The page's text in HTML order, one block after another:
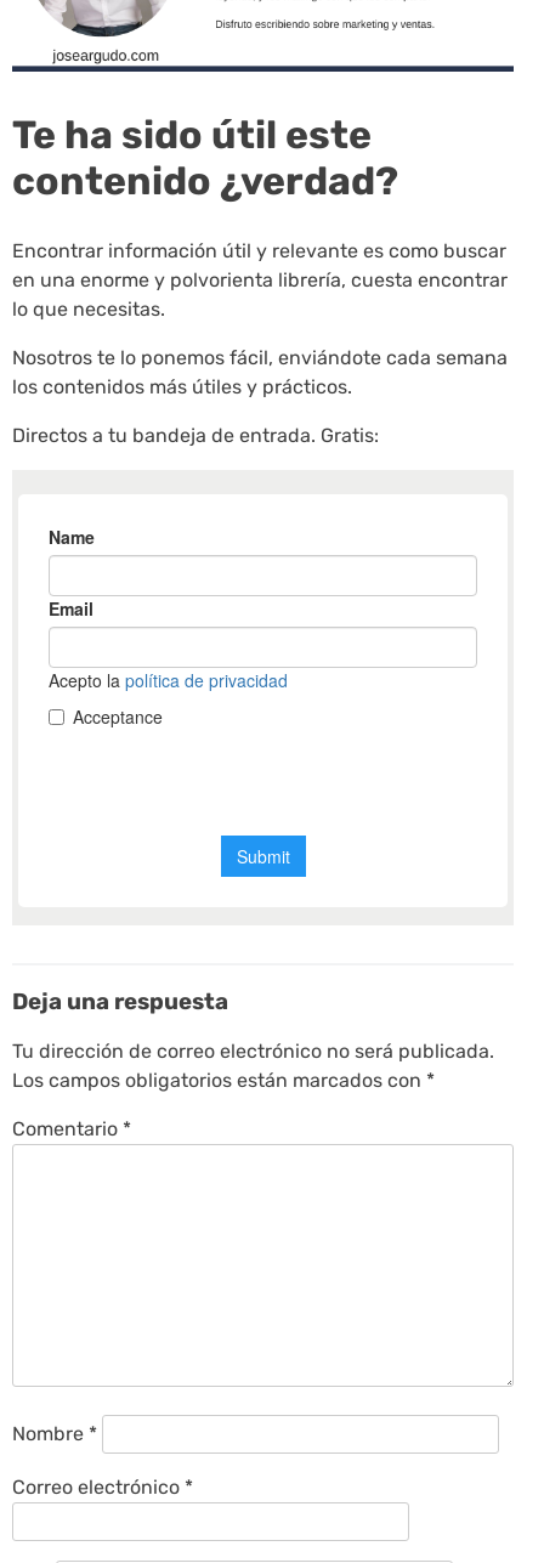
Te ha sido útil este
contenido ¿verdad?
Encontrar información útil y relevante es como buscar
en una enorme y polvorienta librería, cuesta encontrar
lo que necesitas.
Nosotros te lo ponemos fácil, enviándote cada semana
los contenidos más útiles y prácticos.
Directos a tu bandeja de entrada. Gratis:
Deja una respuesta
Tu dirección de correo electrónico no será publicada.
Los campos obligatorios están marcados con *
Comentario *
Nombre *
Correo electrónico *